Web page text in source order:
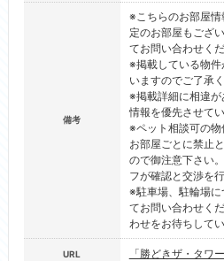
備考
※こちらのお部屋
定のお部屋もござ
てお問い合わせくだ
※掲載している物
いますのでご了承く
※掲載詳細に相違
情報を優先させてい
※ペット相談可の物
お部屋ごとに禁止
ので御注意下さい
フが確認と交渉を行
※駐車場、駐輪場
てお問い合わせく
わせをお待ちしてい
URL 「勝どきザ・タワ